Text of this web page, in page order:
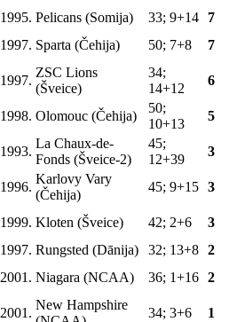
1995. Pelicans (Somija) 33; 9+14
7
1997. Sparta (Čehija) 50; 7+8
7
1997.
ZSC Lions
(Šveice)
34;
14+12
6
1998. Olomouc (Čehija)
50;
10+13
5
1993.
La Chaux-de-
Fonds (Šveice-2)
45;
12+39
3
1996.
Karlovy Vary
(Čehija)
45; 9+15 3
1999. Kloten (Šveice) 42; 2+6
3
1997. Rungsted (Dānija) 32; 13+8 2
2001. Niagara (NCAA) 36; 1+16 2
2001.
New Hampshire
34; 3+6 1